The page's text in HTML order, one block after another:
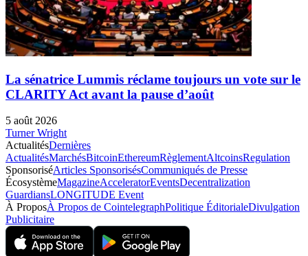
La sénatrice Lummis réclame toujours un vote sur le
CLARITY Act avant la pause d’août
5 août 2026
Turner Wright
ActualitésDernières
ActualitésMarchésBitcoinEthereumRèglementAltcoinsRegulation
SponsoriséArticles SponsorisésCommuniqués de Presse
ÉcosystèmeMagazineAcceleratorEventsDecentralization
GuardiansLONGITUDE Event
À ProposÀ Propos de CointelegraphPolitique ÉditorialeDivulgation
Publicitaire